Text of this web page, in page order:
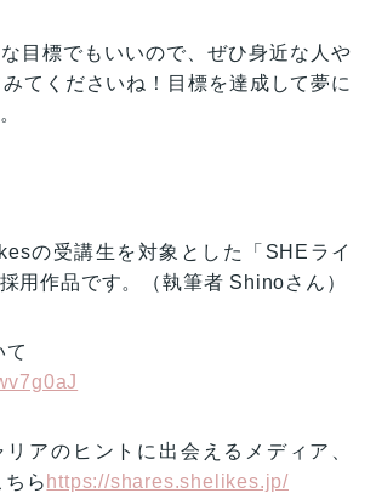
目標でもいいので、ぜひ身近な人や
てくださいね！目標を達成して夢に
の受講生を対象とした「SHEライ
用作品です。（執筆者 Shinoさん）
て
アのヒントに出会えるメディア、
ら https://shares.shelikes.jp/